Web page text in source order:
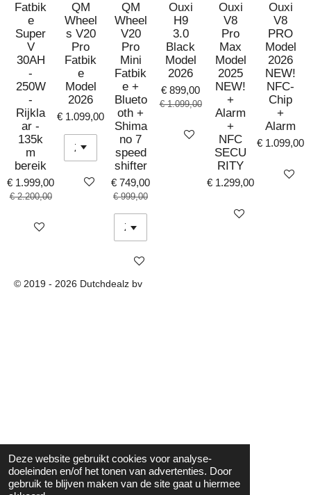
Deze website gebruikt cookies voor analyse-
doeleinden en/of het tonen van advertenties. Door
gebruik te blijven maken van de site gaat u hiermee
Fatbik
e
Super
V
30AH
-
250W
-
Rijkla
ar -
135k
m
bereik
€ 1.999,00
€ 2.200,00
Bekijk details
QM
Wheel
s V20
Pro
Fatbik
e
Model
2026
€ 1.099,00
Bekijk details
QM
Wheel
V20
Pro
Mini
Fatbik
e +
Blueto
oth +
Shima
no 7
speed
shifter
€ 749,00
€ 999,00
Bekijk details
Ouxi
H9
3.0
Black
Model
2026
€ 899,00
€ 1.099,00
Bekijk details
Ouxi
V8
Pro
Max
Model
2025
NEW!
+
Alarm
+
NFC
SECU
RITY
€ 1.299,00
Bekijk details
Ouxi
V8
PRO
Model
2026
NEW!
NFC-
Chip
+
Alarm
€ 1.099,00
Bekijk
© 2019 - 2026 Dutchdealz bv